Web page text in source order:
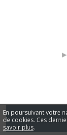
En poursuivant votre
de cookies. Ces
savoir plus.